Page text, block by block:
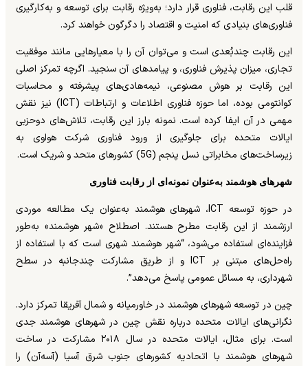
قلب این رقابت، فناوری قرار دارد؛ به‌ویژه رقابت برای توسعه و به‌کارگیری
فناوری‌های بنیادی که امنیت و اقتصاد را دگرگون خواهند کرد.
این رقابت چندبُعدی است و می‌توان آن را با معیارهایی مانند موفقیت
تجاری، میزان پذیرش فناوری، و پیامدهای آن سنجید. اگرچه تمرکز اصلی
این رقابت بر هوش مصنوعی، نیمه‌هادی‌های پیشرفته و محاسبات
کوانتومی بوده، اما حوزه فناوری اطلاعات و ارتباطات (ICT) نیز نقش
مهمی در آن ایفا کرده است. نمونه بارز این رقابت، تلاش‌های دوحزبی
ایالات متحده برای جلوگیری از ورود فناوری شرکت هواوی به
زیرساخت‌های مخابراتی نسل پنجم (5G) کشورهای متحد و شریک است.
شهرهای هوشمند به‌عنوان نمونه‌ای از رقابت فناوری
در حوزه توسعه ICT، شهرهای هوشمند به‌عنوان یک مطالعه موردی
ارزشمند از این رقابت مطرح هستند. اصطلاح «شهر هوشمند» به‌طور
فزاینده‌ای استفاده می‌شود، “شهر هوشمند شهری است که با استفاده از
راه‌حل‌های مبتنی بر ICT و از طریق مشارکت چندجانبه در سطح
شهرداری، به مسائل عمومی پاسخ می‌دهد”.
چین در توسعه شهرهای هوشمند در خاورمیانه و شمال آفریقا تمرکز دارد.
نگرانی‌های ایالات متحده درباره نقش چین در شهرهای هوشمند جدی
است. برای مثال، ایالات متحده در سال ۲۰۱۸ مشارکت در ساخت
شهرهای هوشمند با اتحادیه کشورهای جنوب شرق آسیا (آسه‌آن) را